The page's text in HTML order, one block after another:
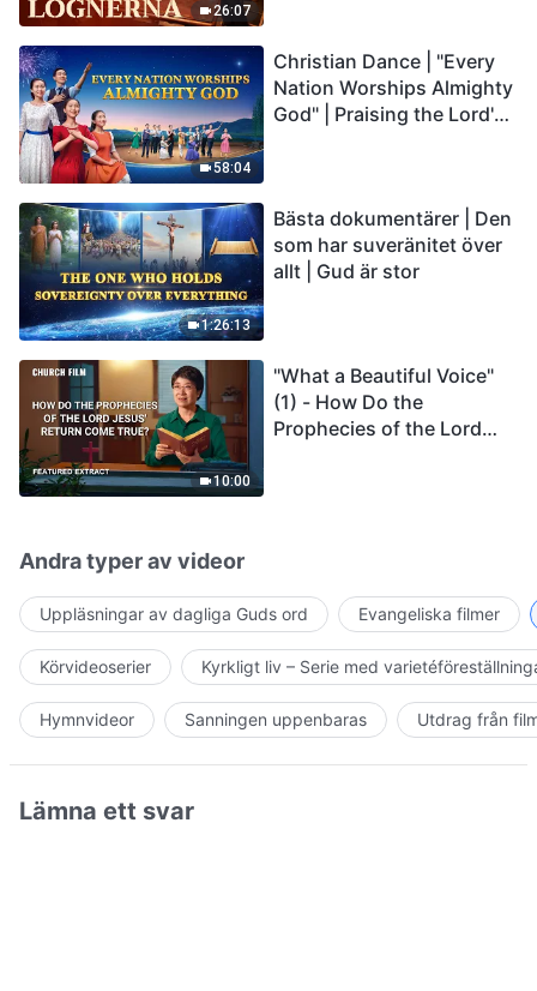
26:07
58:04
Christian Dance | "Every
Nation Worships Almighty
God" | Praising the Lord's
1:26:13
Bästa dokumentärer | Den
som har suveränitet över
allt | Gud är stor
10:00
"What a Beautiful Voice"
(1) - How Do the
Prophecies of the Lord
Andra typer av videor
Uppläsningar av dagliga Guds ord Evangeliska filmer
Körvideoserier Kyrkligt liv – Serie med
Hymnvideor Sanningen uppenbaras Utdrag från
Lämna ett svar